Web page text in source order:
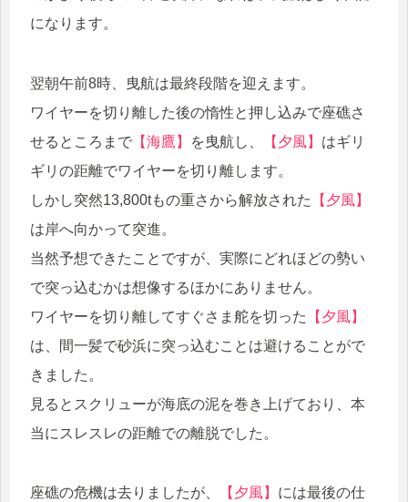
になります。
翌朝午前8時、曳航は最終段階を迎えます。
ワイヤーを切り離した後の惰性と押し込みで座礁さ
せるところまで 【海鷹】 を曳航し、 【夕風】 はギリ
ギリの距離でワイヤーを切り離します。
しかし突然13,800tもの重さから解放された
【夕風】
は岸へ向かって突進。
当然予想できたことですが、実際にどれほどの勢い
で突っ込むかは想像するほかにありません。
ワイヤーを切り離してすぐさま舵を切った
【夕風】
は、間一髪で砂浜に突っ込むことは避けることがで
きました。
見るとスクリューが海底の泥を巻き上げており、本
当にスレスレの距離での離脱でした。
座礁の危機は去りましたが、 【夕風】 には最後の仕